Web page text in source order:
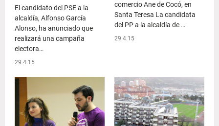
El candidato del PSE a la
alcaldía, Alfonso García
Alonso, ha anunciado que
realizará una campaña
electora…
29.4.15
comercio Ane de Cocó, en
Santa Teresa La candidata
del PP a la alcaldía de …
29.4.15